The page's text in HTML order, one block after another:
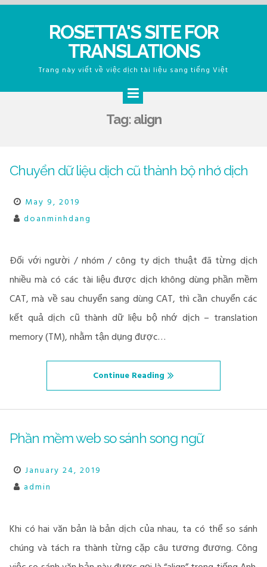
ROSETTA'S SITE FOR
TRANSLATIONS
Trang này viết về việc dịch tài liệu sang tiếng Việt
Tag: align
Chuyển dữ liệu dịch cũ thành bộ nhớ dịch
May 9, 2019
doanminhdang
Đối với người / nhóm / công ty dịch thuật đã từng dịch
nhiều mà có các tài liệu được dịch không dùng phần mềm
CAT, mà về sau chuyển sang dùng CAT, thì cần chuyển các
kết quả dịch cũ thành dữ liệu bộ nhớ dịch – translation
memory (TM), nhằm tận dụng được…
Continue Reading
Phần mềm web so sánh song ngữ
January 24, 2019
admin
Khi có hai văn bản là bản dịch của nhau, ta có thể so sánh
chúng và tách ra thành từng cặp câu tương đương. Công